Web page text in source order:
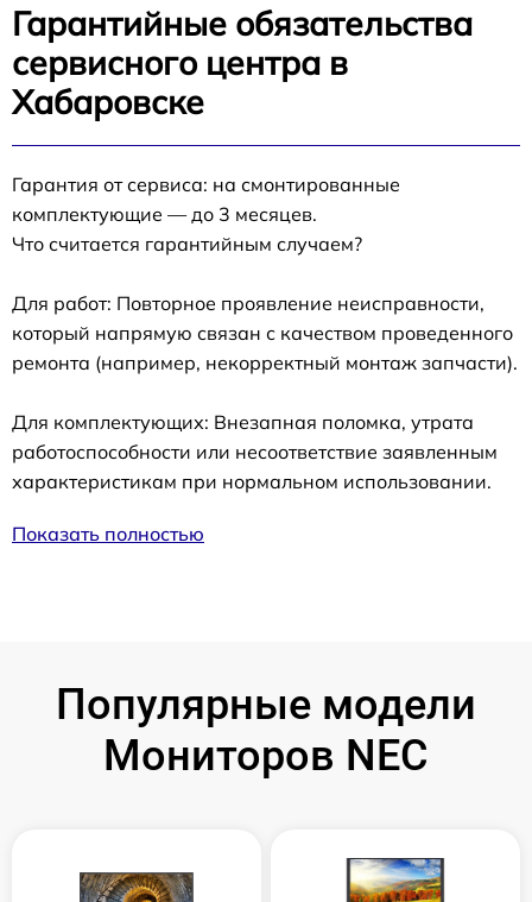
Гарантийные обязательства
сервисного центра в
Хабаровске
Гарантия от сервиса: на смонтированные
комплектующие — до 3 месяцев.
Что считается гарантийным случаем?
Для работ: Повторное проявление неисправности,
который напрямую связан с качеством проведенного
ремонта (например, некорректный монтаж запчасти).
Для комплектующих: Внезапная поломка, утрата
работоспособности или несоответствие заявленным
характеристикам при нормальном использовании.
Показать полностью
Популярные модели
Мониторов NEC